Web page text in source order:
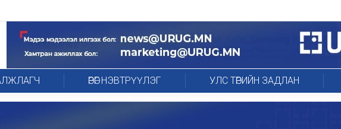
ӨРӨГ НЭВТРҮҮЛЭГ УЛС ТӨРИЙН ЗАДЛАН